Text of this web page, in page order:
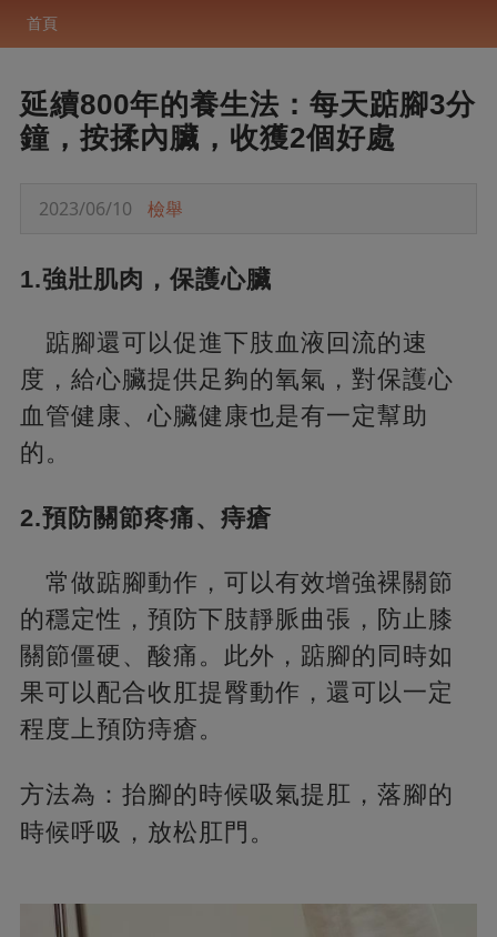
首頁
延續800年的養生法：每天踮腳3分
鐘，按揉內臟，收獲2個好處
2023/06/10 檢舉
1.強壯肌肉，保護心臟
踮腳還可以促進下肢血液回流的速
度，給心臟提供足夠的氧氣，對保護心
血管健康、心臟健康也是有一定幫助
的。
2.預防關節疼痛、痔瘡
常做踮腳動作，可以有效增強裸關節
的穩定性，預防下肢靜脈曲張，防止膝
關節僵硬、酸痛。此外，踮腳的同時如
果可以配合收肛提臀動作，還可以一定
程度上預防痔瘡。
方法為：抬腳的時候吸氣提肛， 落腳的
時候呼吸，放松肛門。